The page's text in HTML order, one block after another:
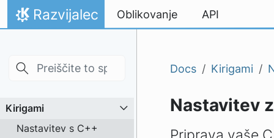
Skip to main content
Preskoči na vsebino
Domov
Razvijalec Oblikovanje API
Kirigami
Nastavitev s C++
Docs Kirigami
Nastavitev